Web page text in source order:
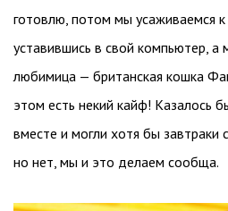
готовлю, потом мы усаживаемся
уставившись в свой компьютер,
любимица — британская кошка
этом есть некий кайф! Казалось
вместе и могли хотя бы завтраки
но нет, мы и это делаем сообща.